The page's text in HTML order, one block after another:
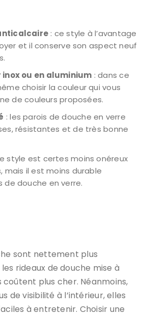
: ce style à l’avantage
et il conserve son aspect neuf
ou en aluminium : dans ce
choisir la couleur qui vous
de couleurs proposées.
: les parois de douche en verre
résistantes et de très bonne
style est certes moins onéreux
mais il est moins durable
de douche en verre.
sont nettement plus
rideaux de douche mise à
coûtent plus cher. Néanmoins,
de visibilité à l’intérieur, elles
à entretenir. Choisir une